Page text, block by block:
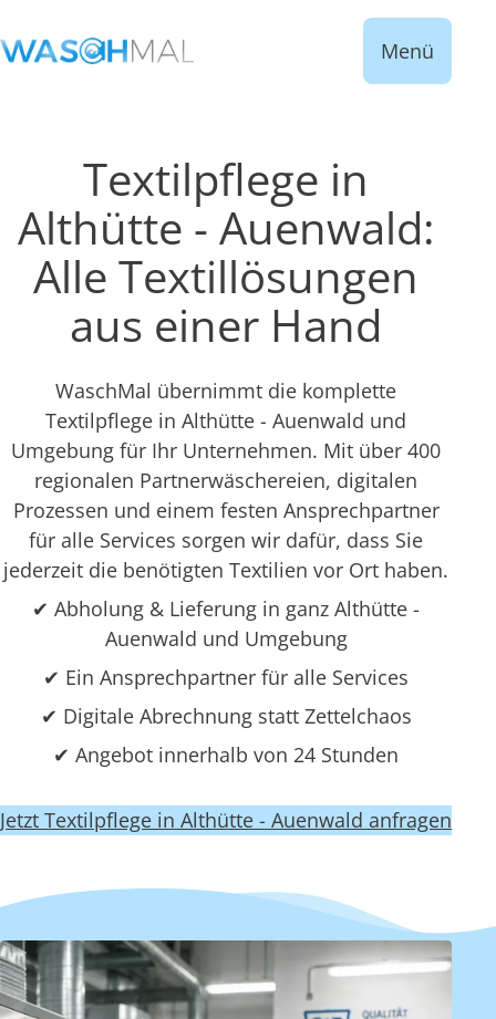
Menü
Textilpflege in
Althütte - Auenwald:
Alle Textillösungen
aus einer Hand
WaschMal übernimmt die komplette
Textilpflege in Althütte - Auenwald und
Umgebung für Ihr Unternehmen. Mit über 400
regionalen Partnerwäschereien, digitalen
Prozessen und einem festen Ansprechpartner
für alle Services sorgen wir dafür, dass Sie
jederzeit die benötigten Textilien vor Ort haben.
✔ Abholung & Lieferung in ganz Althütte -
Auenwald und Umgebung
✔ Ein Ansprechpartner für alle Services
✔ Digitale Abrechnung statt Zettelchaos
✔ Angebot innerhalb von 24 Stunden
Jetzt Textilpflege in Althütte - Auenwald anfragen